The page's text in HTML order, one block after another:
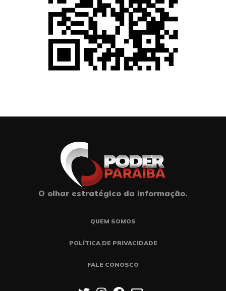
O olhar estratégico da informação.
QUEM SOMOS
POLÍTICA DE PRIVACIDADE
FALE CONOSCO